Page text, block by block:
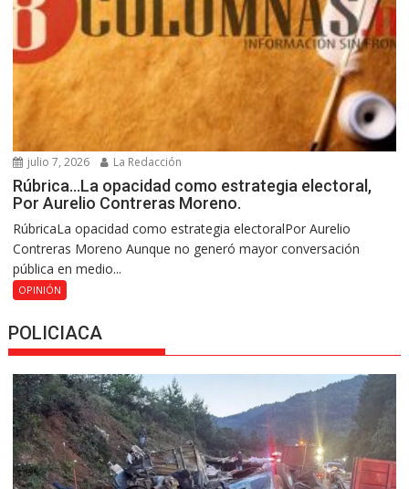
julio 7, 2026 La Redacción
Rúbrica…La opacidad como estrategia electoral,
Por Aurelio Contreras Moreno.
RúbricaLa opacidad como estrategia electoralPor Aurelio
Contreras Moreno Aunque no generó mayor conversación
pública en medio...
OPINIÓN
POLICIACA